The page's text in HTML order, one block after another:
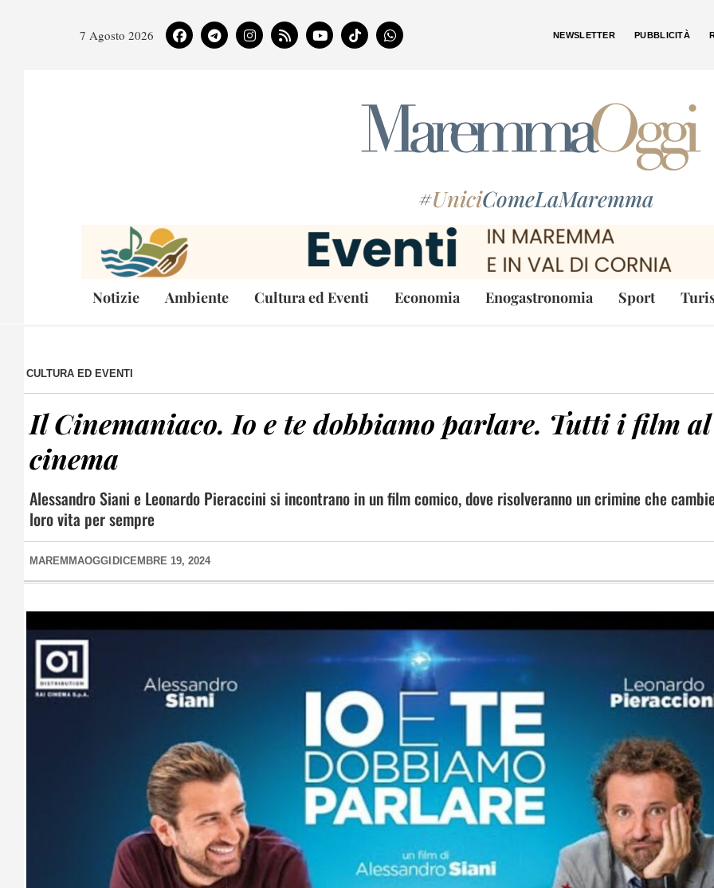
7 Agosto 2026 NEWSLETTER PUBBLICITÀ
#UniciComeLaMaremma
Notizie Ambiente Cultura ed Eventi Economia Enogastronomia Sport
CULTURA ED EVENTI
Il Cinemaniaco. Io e te dobbiamo parlare. Tutti i film al
cinema
Alessandro Siani e Leonardo Pieraccini si incontrano in un film comico, dove risolveranno un crimine che
loro vita per sempre
MAREMMAOGGI DICEMBRE 19, 2024